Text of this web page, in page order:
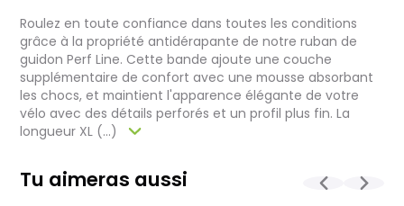
Pensez à préciser le lieu de retrait lors de votre commande,
et nous vous informerons dès que vos articles seront prêts à
être récupérés.
Livraison de vélos complets :
Après des réglages minutieux effectués par nos techniciens,
votre vélo est soigneusement emballé dans un carton conçu
pour faciliter sa réception.
contrôle et l'expédition est en moyenne d’une à deux
semaines. Pour les vélos sur commande, celui-ci est allongé
Roulez en toute confiance dans toutes les conditions
grâce à la propriété antidérapante de notre ruban de
guidon Perf Line. Cette bande ajoute une couche
supplémentaire de confort avec une mousse absorbant
les chocs, et maintient l'apparence élégante de votre
vélo avec des détails perforés et un profil plus fin. La
longueur XL (...)
Tu aimeras aussi